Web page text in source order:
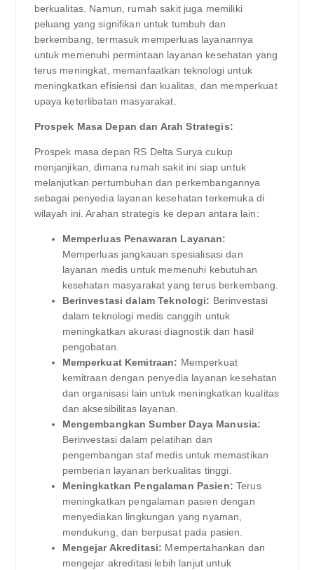
berkualitas. Namun, rumah sakit juga memiliki
peluang yang signifikan untuk tumbuh dan
berkembang, termasuk memperluas layanannya
untuk memenuhi permintaan layanan kesehatan yang
terus meningkat, memanfaatkan teknologi untuk
meningkatkan efisiensi dan kualitas, dan memperkuat
upaya keterlibatan masyarakat.
Prospek Masa Depan dan Arah Strategis:
Prospek masa depan RS Delta Surya cukup
menjanjikan, dimana rumah sakit ini siap untuk
melanjutkan pertumbuhan dan perkembangannya
sebagai penyedia layanan kesehatan terkemuka di
wilayah ini. Arahan strategis ke depan antara lain:
Memperluas Penawaran Layanan:
Memperluas jangkauan spesialisasi dan
layanan medis untuk memenuhi kebutuhan
kesehatan masyarakat yang terus berkembang.
Berinvestasi dalam Teknologi: Berinvestasi
dalam teknologi medis canggih untuk
meningkatkan akurasi diagnostik dan hasil
pengobatan.
Memperkuat Kemitraan: Memperkuat
kemitraan dengan penyedia layanan kesehatan
dan organisasi lain untuk meningkatkan kualitas
dan aksesibilitas layanan.
Mengembangkan Sumber Daya Manusia:
Berinvestasi dalam pelatihan dan
pengembangan staf medis untuk memastikan
pemberian layanan berkualitas tinggi.
Meningkatkan Pengalaman Pasien: Terus
meningkatkan pengalaman pasien dengan
menyediakan lingkungan yang nyaman,
mendukung, dan berpusat pada pasien.
Mengejar Akreditasi: Mempertahankan dan
mengejar akreditasi lebih lanjut untuk